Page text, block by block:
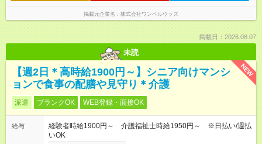
掲載元企業名 株式会社ワンベルウッズ
掲載日：2026.08.07
未読
NEW
【週2日＊高時給1900円～】シニア向けマンシ
ョンで食事の配膳や見守り＊介護
派遣 ブランクOK WEB登録・面接OK
給与
経験者時給1900円～ 介護福祉士時給1950円～ ※日払い/週払
いOK